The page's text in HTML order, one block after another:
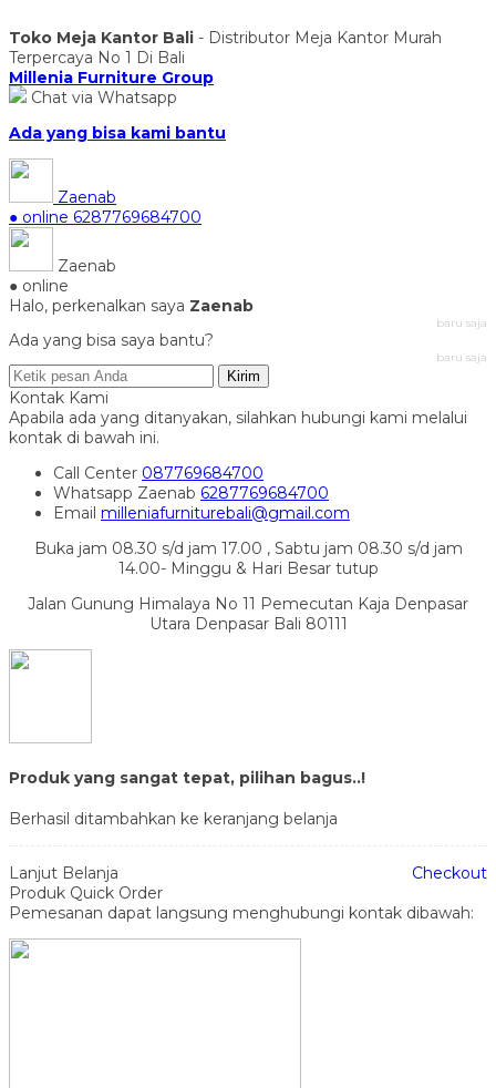
Toko Meja Kantor Bali - Distributor Meja Kantor Murah
Terpercaya No 1 Di Bali
Millenia Furniture Group
Chat via Whatsapp
Ada yang bisa kami bantu
Zaenab
● online 6287769684700
Zaenab
● online
Halo, perkenalkan saya Zaenab
baru saja
Ada yang bisa saya bantu?
baru saja
Kirim
Kontak Kami
Apabila ada yang ditanyakan, silahkan hubungi kami melalui
kontak di bawah ini.
Call Center 087769684700
Whatsapp Zaenab 6287769684700
Email milleniafurniturebali@gmail.com
Buka jam 08.30 s/d jam 17.00 , Sabtu jam 08.30 s/d jam
14.00- Minggu & Hari Besar tutup
Jalan Gunung Himalaya No 11 Pemecutan Kaja Denpasar
Utara Denpasar Bali 80111
Produk yang sangat tepat, pilihan bagus..!
Berhasil ditambahkan ke keranjang belanja
Lanjut Belanja
Checkout
Produk Quick Order
Pemesanan dapat langsung menghubungi kontak dibawah: